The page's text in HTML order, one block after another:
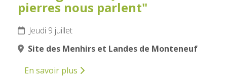
pierres nous parlent"
Jeudi 9 juillet
Site des Menhirs et Landes de Monteneuf
En savoir plus